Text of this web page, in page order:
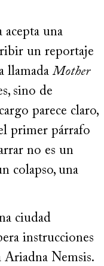
acepta una
un reportaje
llamada Mother
sino de
parece claro,
primer párrafo
no es un
colapso, una
ciudad
instrucciones
Ariadna Nemsis.